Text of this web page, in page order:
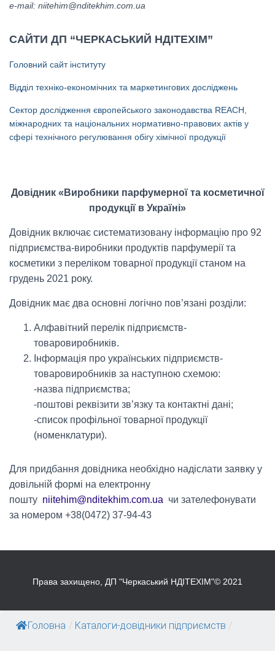
е-mail: niitehim@nditekhim.com.ua
САЙТИ ДП “ЧЕРКАСЬКИЙ НДІТЕХІМ”
Головний сайт інституту
Відділ техніко-економічних та маркетингових досліджень
Сектор дослідження європейського законодавства REACH,
міжнародних та національних нормативно-правових актів у
сфері технічного регулювання обігу хімічної продукції
Довідник «Виробники парфумерної та косметичної
продукції в Україні»
Довідник включає систематизовану інформацію про 92
підприємства-виробники продуктів парфумерії та
косметики з переліком товарної продукції станом на
грудень 2021 року.
Довідник має два основні логічно пов’язані розділи:
Алфавітний перелік підприємств-
товаровиробників.
Інформація про українських підприємств-
товаровиробників за наступною схемою:
-назва підприємства;
-поштові реквізити зв’язку та контактні дані;
-список профільної товарної продукції
(номенклатури).
Для придбання довідника необхідно надіслати заявку у
довільній формі на електронну
пошту niitehim@nditekhim.com.ua чи зателефонувати
за номером +38(0472) 37-94-43
Права захищено, ДП "Черкаський НДІТЕХІМ"© 2021
Головна / Каталоги-довідники підприємств /